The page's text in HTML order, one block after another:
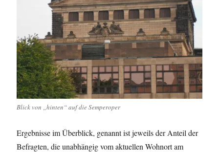
Blick von „hinten“ auf die Semperoper
Ergebnisse im Überblick, genannt ist jeweils der Anteil der
Befragten, die unabhängig vom aktuellen Wohnort am